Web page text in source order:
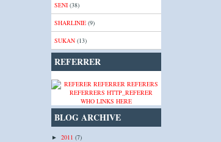
SENI (38)
SHARLINIE (9)
SUKAN (13)
REFERRER
WHO LINKS HERE
BLOG ARCHIVE
► 2011 (7)